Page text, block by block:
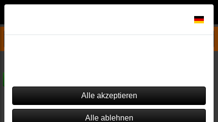
Pelletofen Ersatzteile & Zubehör Rika Como II - Pelletofen